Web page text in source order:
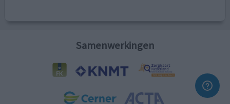
Samenwerkingen